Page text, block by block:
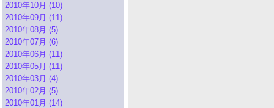
2010年10月 (10)
2010年09月 (11)
2010年08月 (5)
2010年07月 (6)
2010年06月 (11)
2010年05月 (11)
2010年03月 (4)
2010年02月 (5)
2010年01月 (14)